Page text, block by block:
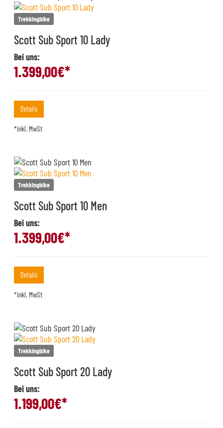
Trekkingbike
Scott Sub Sport 10 Lady
Bei uns:
1.399,00€*
Details
*inkl. MwSt
Trekkingbike
Scott Sub Sport 10 Men
Bei uns:
1.399,00€*
Details
*inkl. MwSt
Trekkingbike
Scott Sub Sport 20 Lady
Bei uns:
1.199,00€*